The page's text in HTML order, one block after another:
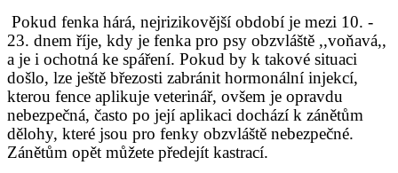
Pokud fenka hárá, nejrizikovější období je mezi 10. -
23. dnem říje, kdy je fenka pro psy obzvláště ,,voňavá,,
a je i ochotná ke spáření. Pokud by k takové situaci
došlo, lze ještě březosti zabránit hormonální injekcí,
kterou fence aplikuje veterinář, ovšem je opravdu
nebezpečná, často po její aplikaci dochází k zánětům
dělohy, které jsou pro fenky obzvláště nebezpečné.
Zánětům opět můžete předejít kastrací.